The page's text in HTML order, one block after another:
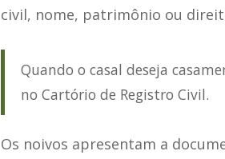
civil, nome, patrimônio ou
Quando o casal deseja
no Cartório de Registro Civil.
Os noivos apresentam a